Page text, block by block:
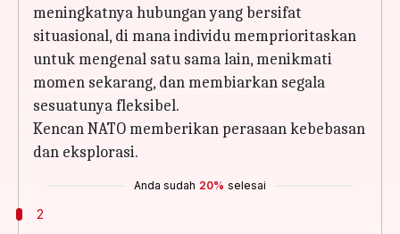
meningkatnya hubungan yang bersifat
situasional, di mana individu memprioritaskan
untuk mengenal satu sama lain, menikmati
momen sekarang, dan membiarkan segala
sesuatunya fleksibel.
Kencan NATO memberikan perasaan kebebasan
dan eksplorasi.
Anda sudah 20% selesai
2